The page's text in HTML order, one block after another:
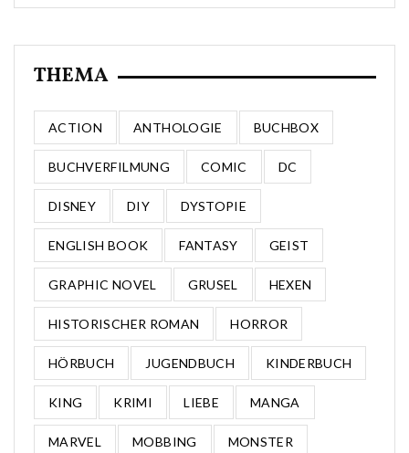
THEMA
ACTION ANTHOLOGIE BUCHBOX
BUCHVERFILMUNG COMIC DC
DISNEY DIY DYSTOPIE
ENGLISH BOOK FANTASY GEIST
GRAPHIC NOVEL GRUSEL HEXEN
HISTORISCHER ROMAN HORROR
HÖRBUCH JUGENDBUCH KINDERBUCH
KING KRIMI LIEBE MANGA
MARVEL MOBBING MONSTER